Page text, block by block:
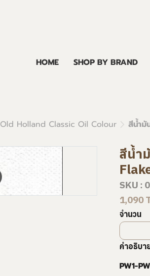
HOME SHOP BY BRAND
Old Holland Classic Oil Colour สีน้ำมั
สีน้ำ
SKU :
1,090
จำนวน
คำอธิบ
PW1-